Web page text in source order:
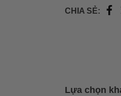
thành
Hồ
trong ngày
CHIA SẺ:
Lựa chọn